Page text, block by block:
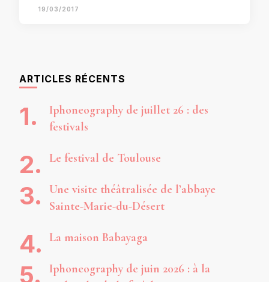
19/03/2017
ARTICLES RÉCENTS
Iphoneography de juillet 26 : des
festivals
Le festival de Toulouse
Une visite théâtralisée de l’abbaye
Sainte-Marie-du-Désert
La maison Babayaga
Iphoneography de juin 2026 : à la